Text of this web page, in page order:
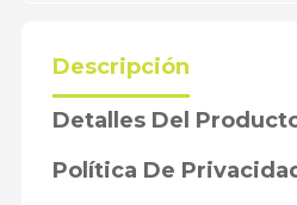
Descripción
Detalles Del
Política De